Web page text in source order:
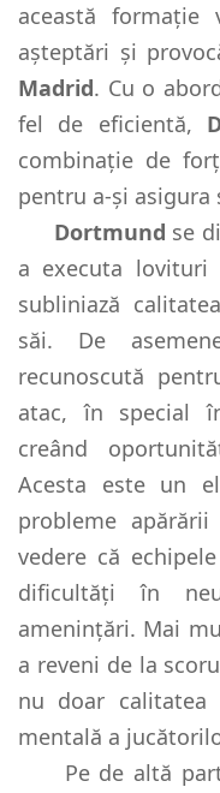
această
așteptări și
Madrid. Cu o
fel de eficientă,
combinație de
pentru a-și asigura
Dortmund se
a executa lovituri
subliniază
săi. De
recunoscută
atac, în special
creând
Acesta este un
probleme
vedere că
dificultăți în
amenințări. Mai
a reveni de la
nu doar calitatea
mentală a
Pe de altă